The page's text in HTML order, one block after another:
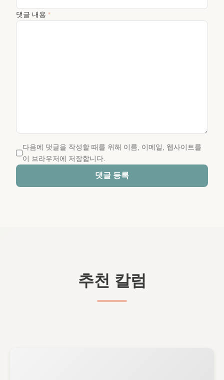
댓글 내용 *
다음에 댓글을 작성할 때를 위해 이름, 이메일, 웹사이트를
이 브라우저에 저장합니다.
댓글 등록
추천 칼럼